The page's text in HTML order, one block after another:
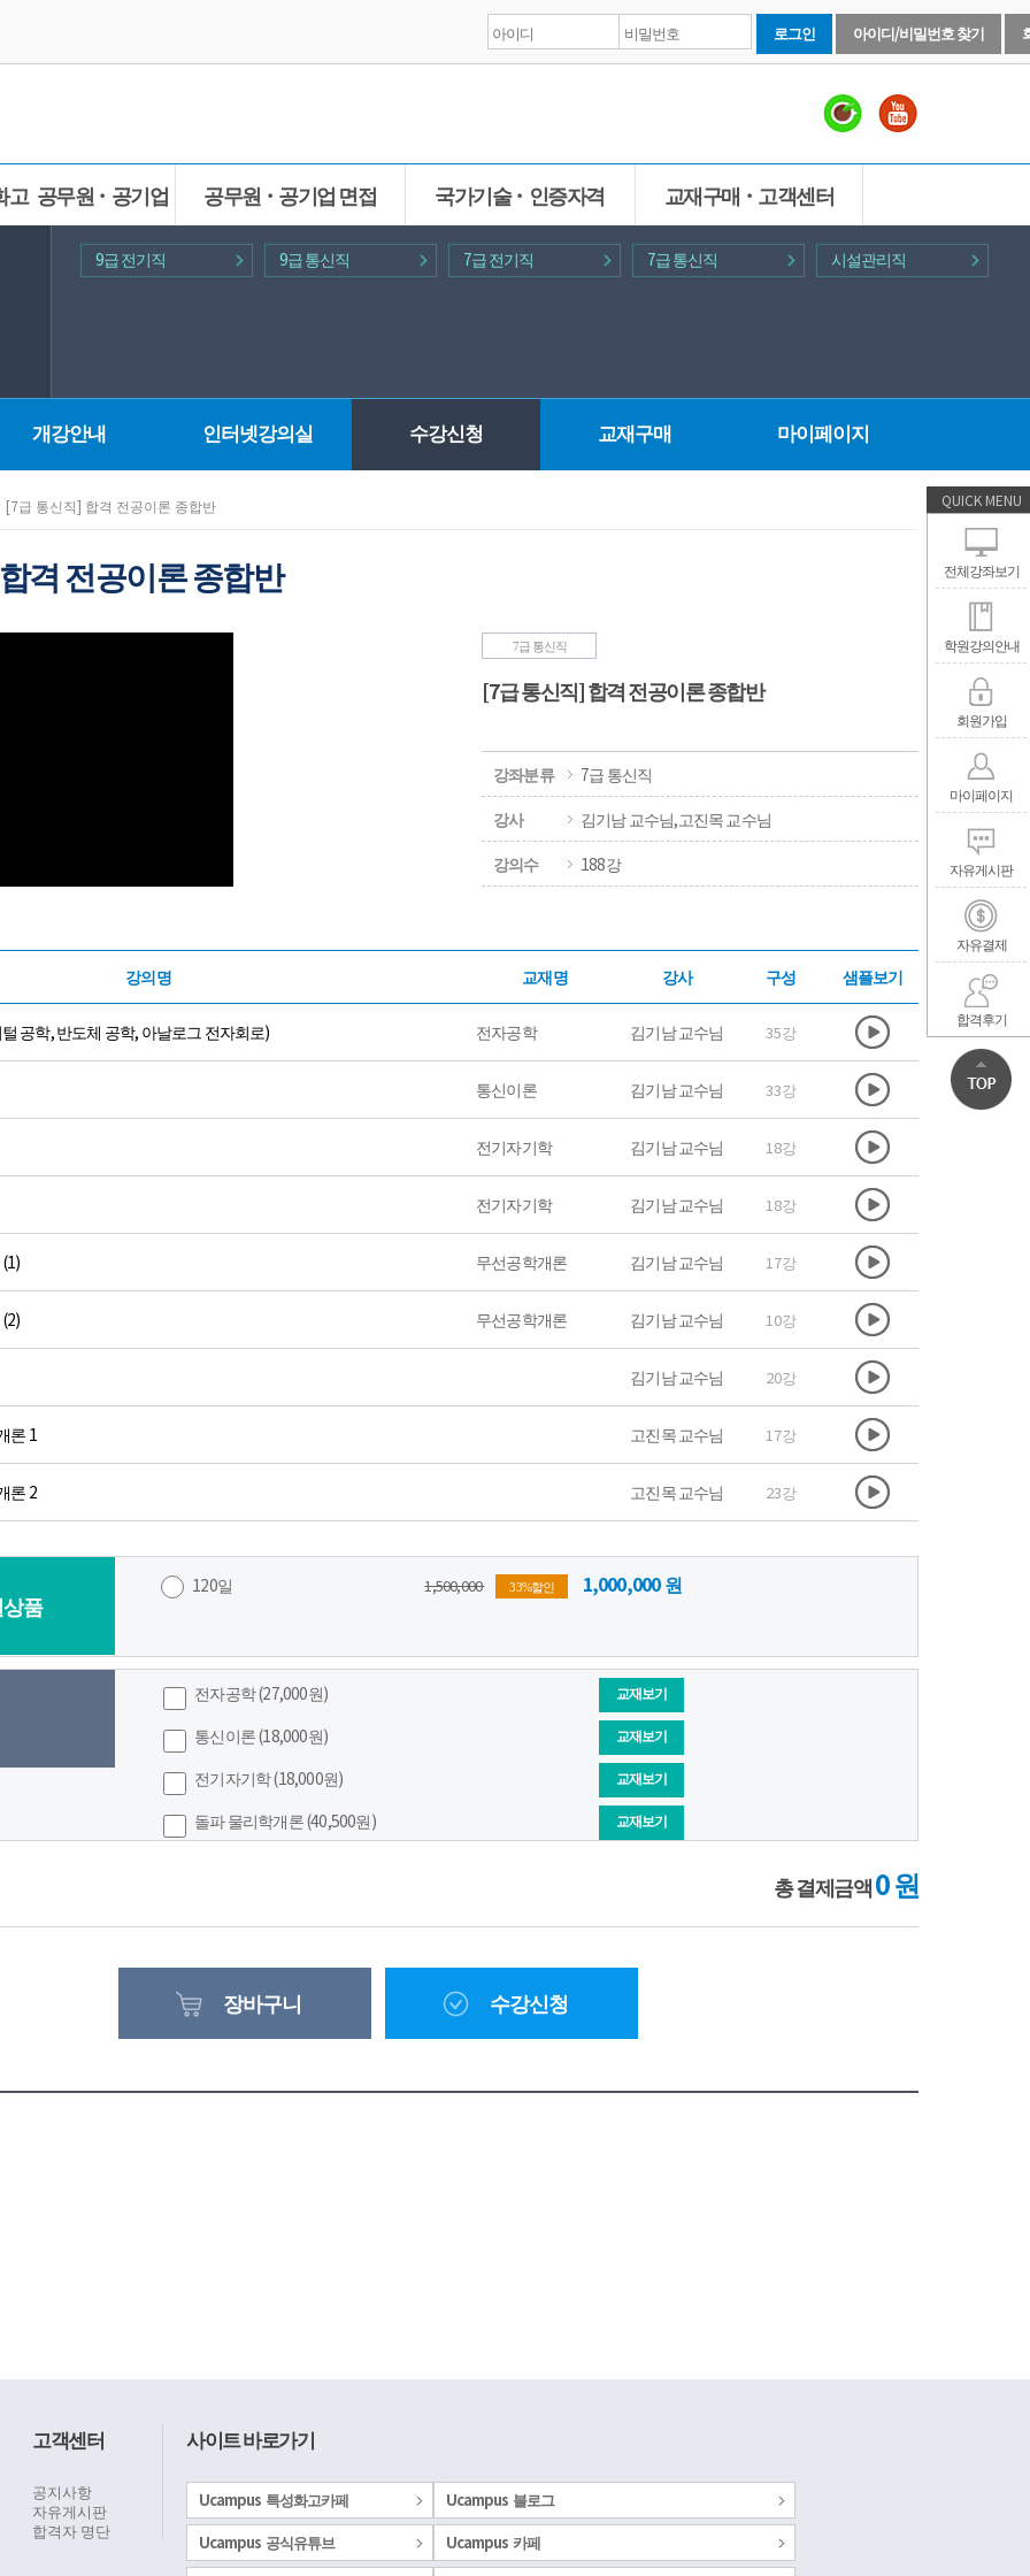
로그인 아이디/비밀번호 찾기
9급 전기직 9급 통신직 7급 전기직 7급 통신직 시설관리직
고 공무원ㆍ공기업 공무원ㆍ공기업 면접 국가기술ㆍ인증자격 교재구매ㆍ고객센터
QUICK MENU
전체강좌보기
학원강의안내
회원가입
마이페이지
자유게시판
자유결제
합격후기
개강안내 인터넷강의실 수강신청 교재구매 마이페이지
[7급 통신직] 합격 전공이론 종합반
격 전공이론 종합반
7급 통신직
[7급 통신직] 합격 전공이론 종합반
강좌분류
7급 통신직
강사
김기남 교수님,고진목 교수님
강의수
188강
강의명 교재명 강사 구성 샘플보기
공학, 반도체 공학, 아날로그 전자회로) 전자공학 김기남 교수님 35강
통신이론 김기남 교수님 33강
전기자기학 김기남 교수님 18강
전기자기학 김기남 교수님 18강
무선공학개론 김기남 교수님 17강
무선공학개론 김기남 교수님 10강
김기남 교수님 20강
론 1 고진목 교수님 17강
론 2 고진목 교수님 23강
품
120일 1,500,000 33%할인 1,000,000원
전자공학 (27,000원) 교재보기
통신이론 (18,000원) 교재보기
전기자기학 (18,000원) 교재보기
돌파 물리학개론 (40,500원) 교재보기
총 결제금액0원
장바구니 수강신청
고객센터
공지사항
자유게시판
합격자 명단
사이트 바로가기
Ucampus 특성화고카페
Ucampus 블로그
Ucampus 공식유튜브
Ucampus 카페